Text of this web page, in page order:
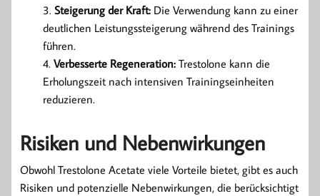
Steigerung der Kraft: Die Verwendung kann zu einer
deutlichen Leistungssteigerung während des Trainings
führen.
Verbesserte Regeneration: Trestolone kann die
Erholungszeit nach intensiven Trainingseinheiten
reduzieren.
Risiken und Nebenwirkungen
Obwohl Trestolone Acetate viele Vorteile bietet, gibt es auch
Risiken und potenzielle Nebenwirkungen, die berücksichtigt